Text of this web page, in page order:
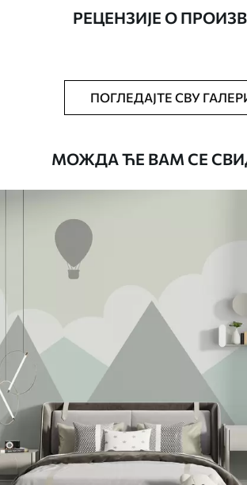
Тапета се може нежно
сунђером. Позадине
водом.
Доступни материјали
Standard
Premium
.67 /m²
Premium Vinil
.0039 .00€ /m²
РЕЦЕНЗИЈЕ О
ПОГЛЕДАЈТЕ СВУ
МОЖДА ЋЕ ВАМ СЕ